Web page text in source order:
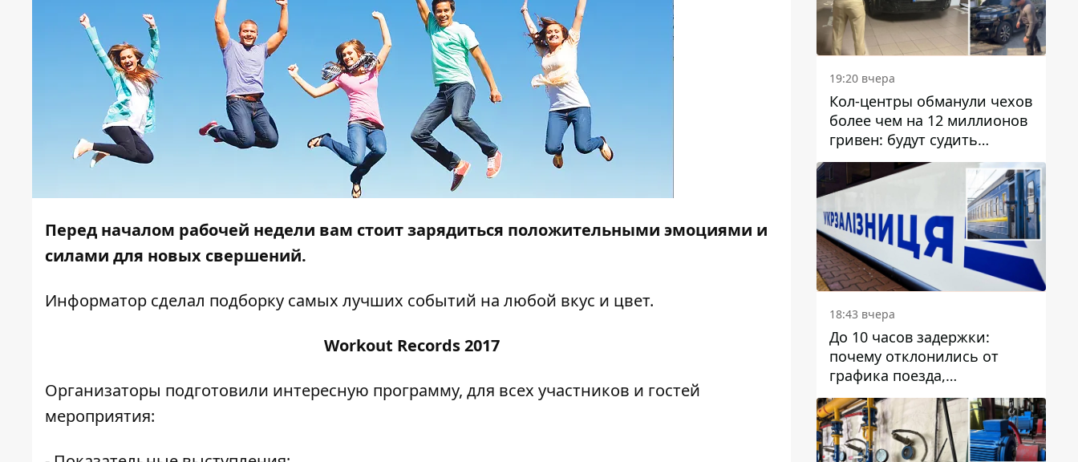
Перед началом рабочей недели вам стоит зарядиться положительными эмоциями и
силами для новых свершений.
Информатор сделал подборку самых лучших событий на любой вкус и цвет.
Workout Records 2017
Организаторы подготовили интересную программу, для всех участников и гостей
мероприятия:
19:20 вчера
Кол-центры обманули чехов
более чем на 12 миллионов
гривен: будут судить
днепрянина,
организовавшего
транснациональную
преступную организацию
18:43 вчера
До 10 часов задержки:
почему отклонились от
графика поезда,
курсирующие через Днепр
и область